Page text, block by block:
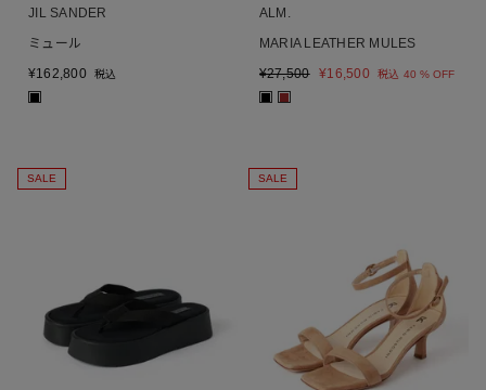
JIL SANDER
ミュール
¥162,800 税込
■
ALM.
MARIA LEATHER MULES
¥27,500 ¥16,500 税込 40 % OFF
■ ■
SALE SALE